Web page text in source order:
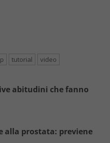
tutorial video
abitudini che fanno
alla prostata: previene